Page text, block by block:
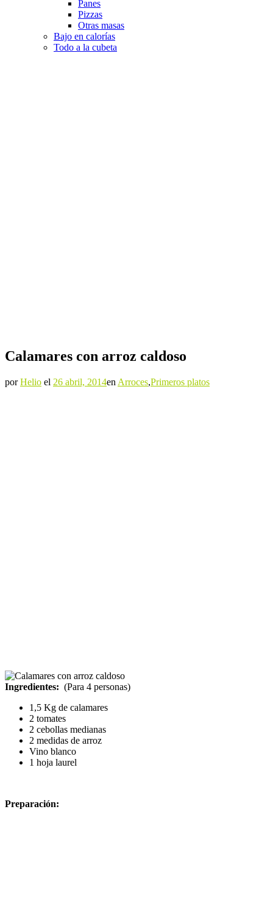
Panes
Pizzas
Otras masas
Bajo en calorías
Todo a la cubeta
Calamares con arroz caldoso
porHelio el 26 abril, 2014en Arroces,Primeros platos
Ingredientes: (Para 4 personas)
1,5 Kg de calamares
2 tomates
2 cebollas medianas
2 medidas de arroz
Vino blanco
1 hoja laurel
Preparación: